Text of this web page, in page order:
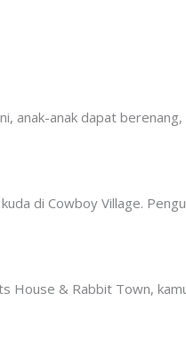
anak-anak dapat
di Cowboy Village.
House & Rabbit Town,